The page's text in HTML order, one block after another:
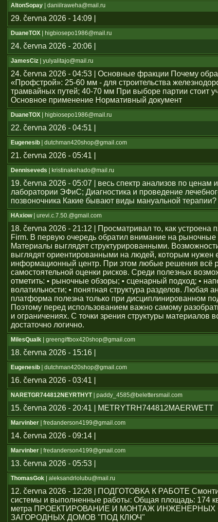
AltonSopay | daniilraweha@mail.ru
29. června 2026 - 14:09 |
DuaneTOX | higbiosepo1986@mail.ru
24. června 2026 - 20:06 |
JamesCiz | yulyalitajo@mail.ru
24. června 2026 - 04:53 | Основные фракции Почему
«Профстрой»: 25-60 мм - для строительства
трамвайных путей; 40-70 мм При выборе партии стоит
Основное применение Нормативный документ
DuaneTOX | higbiosepo1986@mail.ru
22. června 2026 - 04:51 |
Eugenesib | dutchman420shop@gmail.com
21. června 2026 - 05:41 |
Denniseveds | kristinakehado@mail.ru
19. června 2026 - 05:07 | весь спектр анализов по ценам
лаборатории ЭФиС; Диагностика и проведение
позвоночника Какие бывают виды мануальной терапии?
HAxiow| urevi.c.7.50.@gmail.com
18. června 2026 - 21:12 | Просматривал то, как устроена
Firm. В первую очередь обратил внимание на рыночные
Материалы выглядят структурированными.
выглядят ориентированными на людей, которым нужен
информационный центр. При этом любые решения всё
самостоятельной оценки рисков. Среди полезных
отметить: • рыночные обзоры; • сценарный подход; •
волатильности; • понятная структура разделов. Любая
платформа полезна только при дисциплинированном
Поэтому перед использованием важно самому
и ограничениях. С точки зрения структуры материалов
достаточно логично.
MilesQualk | greengiftbox420shop@gmail.com
18. června 2026 - 15:16 |
Eugenesib | dutchman420shop@gmail.com
16. června 2026 - 03:41 |
NARETGR744812NEYRTHYT| paddy_4585@belettersmail.com
15. června 2026 - 20:41 | METRYTRH744812MAERWETT
Marvinber | fredanderson4199@gmail.com
14. června 2026 - 09:14 |
Marvinber | fredanderson4199@gmail.com
13. června 2026 - 05:53 |
ThomasGok | aleksandrlolubu@mail.ru
12. června 2026 - 12:28 | ПОДГОТОВКА К РАБОТЕ
системы и выполненные работы: Общая площадь: 174
метра ПРОЕКТИРОВАНИЕ И МОНТАЖ
ЗАГОРОДНЫХ ДОМОВ "ПОД КЛЮЧ"